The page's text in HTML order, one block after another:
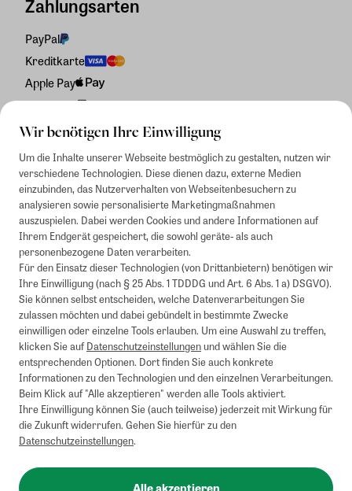
Wir benötigen Ihre Einwilligung
Um die Inhalte unserer Webseite bestmöglich zu gestalten, nutzen wir
verschiedene Technologien. Diese dienen dazu, externe Medien
einzubinden, das Nutzerverhalten von Webseitenbesuchern zu
analysieren sowie personalisierte Marketingmaßnahmen
auszuspielen. Dabei werden Cookies und andere Informationen auf
Ihrem Endgerät gespeichert, die sowohl geräte- als auch
personenbezogene Daten verarbeiten.
Für den Einsatz dieser Technologien (von Drittanbietern) benötigen wir
Ihre Einwilligung (nach § 25 Abs. 1 TDDDG und Art. 6 Abs. 1 a) DSGVO).
Sie können selbst entscheiden, welche Datenverarbeitungen Sie
zulassen möchten und dabei gebündelt in bestimmte Zwecke
einwilligen oder einzelne Tools erlauben. Um eine Auswahl zu treffen,
klicken Sie aufDatenschutzeinstellungenund wählen Sie die
entsprechenden Optionen. Dort finden Sie auch konkrete
Informationen zu den Technologien und den einzelnen Verarbeitungen.
Beim Klick auf "Alle akzeptieren" werden alle Tools aktiviert.
Ihre Einwilligung können Sie (auch teilweise) jederzeit mit Wirkung für
die Zukunft widerrufen. Gehen Sie hierfür zu den
Datenschutzeinstellungen.
Zahlungsarten
PayPal
Kreditkarte
Apple Pay
Rechnung